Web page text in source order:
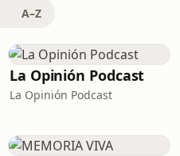
A–Z
La Opinión Podcast
La Opinión Podcast